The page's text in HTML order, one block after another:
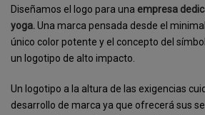
Diseñamos el logo para una empresa
yoga.Una marca pensada desde el
único color potente y el concepto del
un logotipo de alto impacto.
Un logotipo a la altura de las exigencias
desarrollo de marca ya que ofrecerá sus